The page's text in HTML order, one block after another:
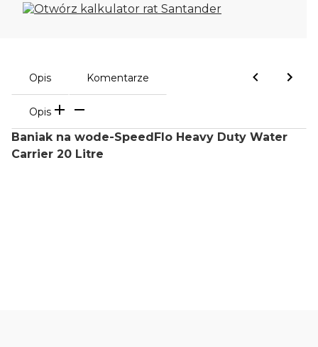
Opis Komentarze
Opis
Baniak na wode-SpeedFlo Heavy Duty Water
Carrier 20 Litre